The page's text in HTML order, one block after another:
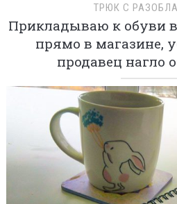
ТРЮК С
Прикладываю к обуви
прямо в магазине,
продавец нагло